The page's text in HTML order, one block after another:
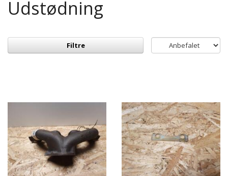
Udstødning
Filtre